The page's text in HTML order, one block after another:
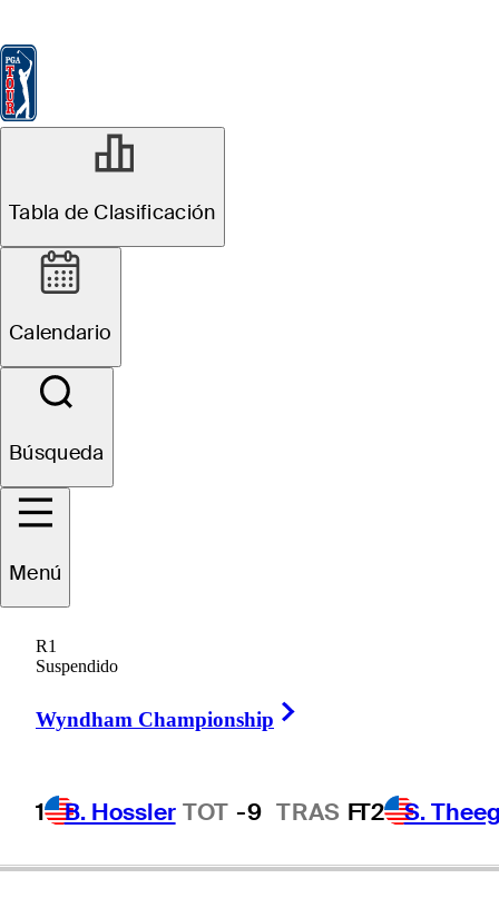
Tabla de Clasificación
Calendario
Búsqueda
Menú
R1
Suspendido
Wyndham Championship
1 B. Hossler TOT -9 TRAS FT2 S.
Horton
UNITED STATES